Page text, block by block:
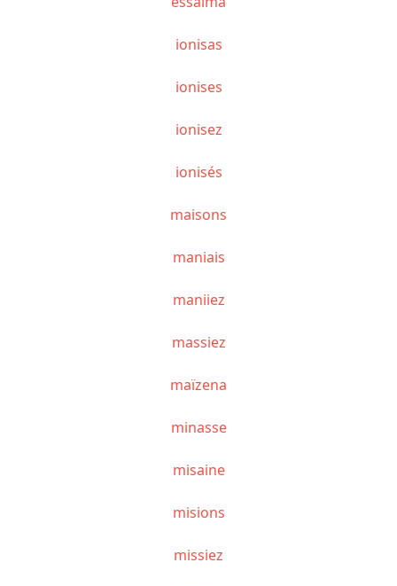
ionisas
ionises
ionisez
ionisés
maisons
maniais
maniiez
massiez
maïzena
minasse
misaine
misions
missiez